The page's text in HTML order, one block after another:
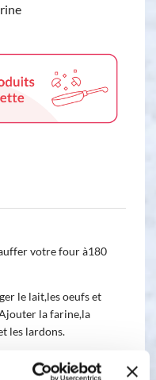
votre four à180
le lait,les oeufs et
la farine,la
les lardons.
45 mn . Patienter